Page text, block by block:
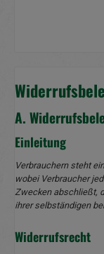
A.
Einleitung
Verbrauchern steht
wobei Verbraucher
Zwecken abschließt,
ihrer selbständigen
Widerrufsrecht